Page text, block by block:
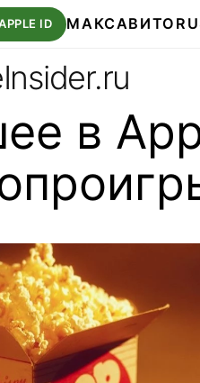
ID МАКСАВИТО
в